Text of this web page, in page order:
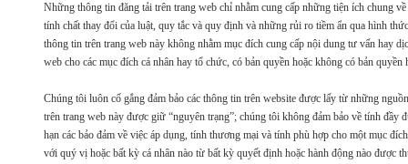
Những thông tin đăng tải trên trang web chỉ nhằm cung cấp những tiện ích chung
tính chất thay đổi của luật, quy tắc và quy định và những rủi ro tiềm ẩn qua hình
thông tin trên trang web này không nhằm mục đích cung cấp nội dung tư vấn hay
web cho các mục đích cá nhân hay tổ chức, có bản quyền hoặc không có bản
Chúng tôi luôn cố gắng đảm bảo các thông tin trên website được lấy từ những
trên trang web này được giữ “nguyên trạng”; chúng tôi không đảm bảo về tính
hạn các bảo đảm về việc áp dụng, tính thương mại và tính phù hợp cho một mục
với quý vị hoặc bất kỳ cá nhân nào từ bất kỳ quyết định hoặc hành động nào được